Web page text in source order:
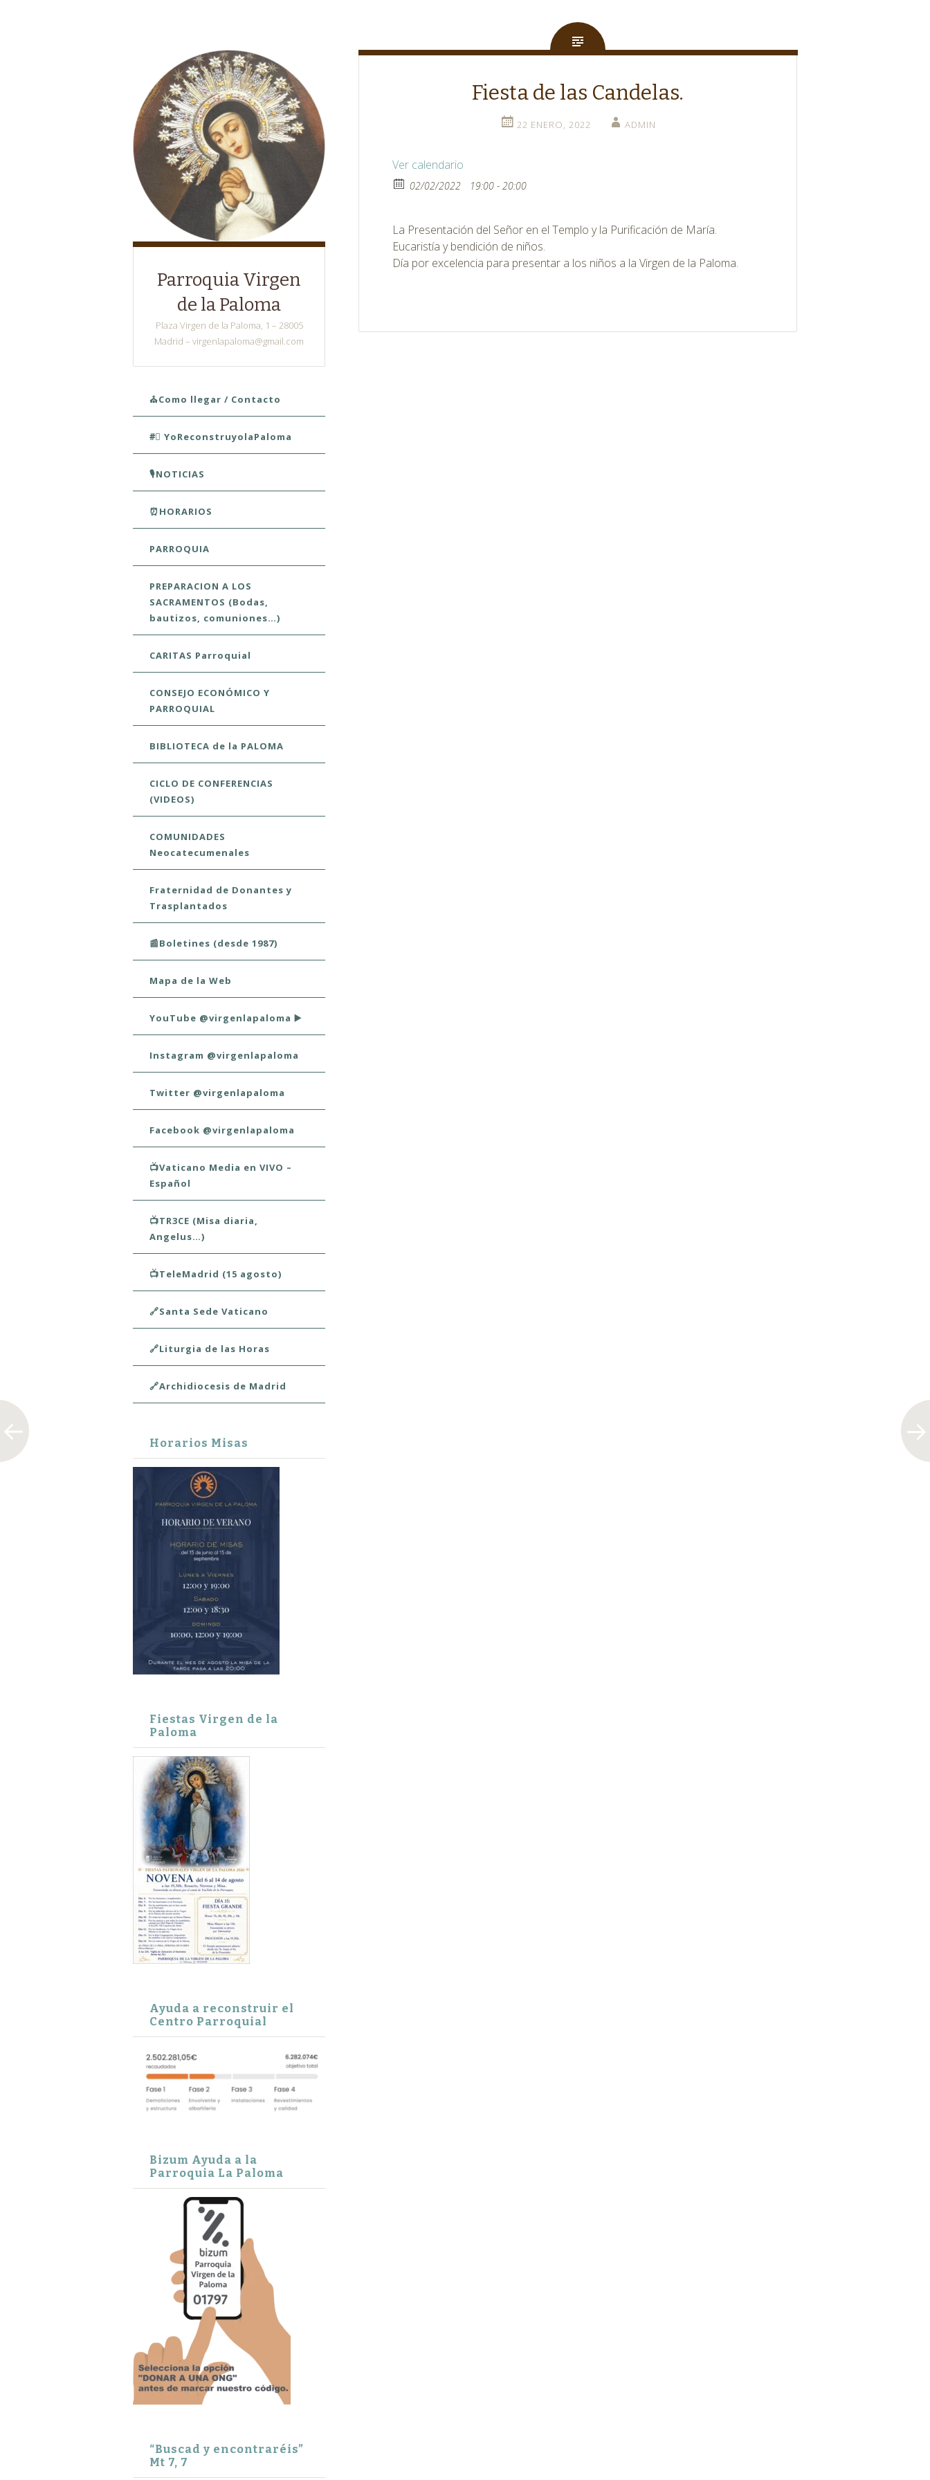
Parroquia Virgen
de la Paloma
Plaza Virgen de la Paloma, 1 – 28005
Madrid – virgenlapaloma@gmail.com
Skip to content
⛪Como llegar / Contacto
#⃣ YoReconstruyolaPaloma
🎙️NOTICIAS
⏰HORARIOS
PARROQUIA
PREPARACION A LOS
SACRAMENTOS (Bodas,
bautizos, comuniones…)
CARITAS Parroquial
CONSEJO ECONÓMICO Y
PARROQUIAL
BIBLIOTECA de la PALOMA
CICLO DE CONFERENCIAS
(VIDEOS)
COMUNIDADES
Neocatecumenales
Fraternidad de Donantes y
Trasplantados
📰Boletines (desde 1987)
Mapa de la Web
YouTube @virgenlapaloma ▶️
Instagram @virgenlapaloma
Twitter @virgenlapaloma
Facebook @virgenlapaloma
📺Vaticano Media en VIVO –
Español
📺TR3CE (Misa diaria,
Angelus…)
📺TeleMadrid (15 agosto)
🔗Santa Sede Vaticano
🔗Liturgia de las Horas
🔗Archidiocesis de Madrid
Horarios Misas
Fiestas Virgen de la
Paloma
Ayuda a reconstruir el
Centro Parroquial
Bizum Ayuda a la
Parroquia La Paloma
“Buscad y encontraréis”
Mt 7, 7
Fiesta de las Candelas.
22 ENERO, 2022 ADMIN
Ver calendario
02/02/2022 19:00 - 20:00
La Presentación del Señor en el Templo y la Purificación de María.
Eucaristía y bendición de niños.
Día por excelencia para presentar a los niños a la Virgen de la Paloma.